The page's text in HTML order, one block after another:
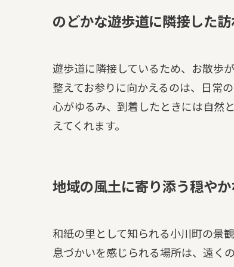
のどかな遊歩道に隣接した
遊歩道に隣接しているため、お散歩
整えてお参りに向かえるのは、日常
心がゆるみ、到着したときには自然
えてくれます。
地域の風土に寄り添う穏や
和紙の里として知られる小川町の景
息づかいを感じられる場所は、遠く